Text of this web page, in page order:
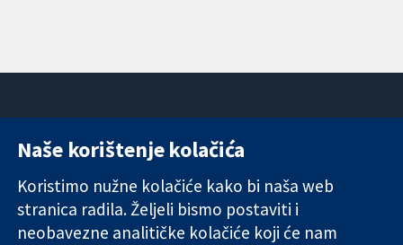
Pouzdani dokazi.
Utemeljeni
dokazi.
11-13 Cavendish
London
W1G 0AN
Ujedinjeno
Novosti
medije
Naše korištenje kolačića
Koristimo nužne kolačiće kako bi naša web
stranica radila. Željeli bismo postaviti i
neobavezne analitičke kolačiće koji će nam